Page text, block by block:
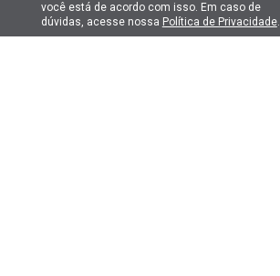
você está de acordo com isso. Em caso de
dúvidas, acesse nossa Política de Privacidade.